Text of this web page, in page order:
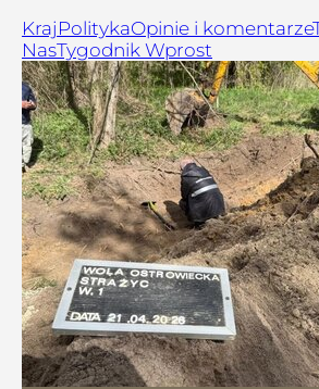
Kraj PolitykaOpinie i komentarze
NasTygodnik Wprost